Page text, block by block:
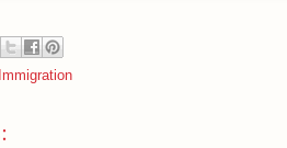
Immigration